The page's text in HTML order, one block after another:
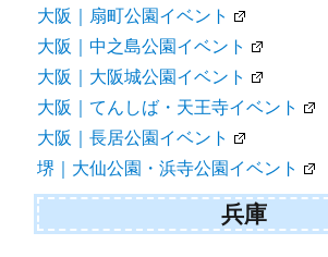
大阪｜扇町公園イベント
大阪｜中之島公園イベント
大阪｜大阪城公園イベント
大阪｜てんしば・天王寺イベント
大阪｜長居公園イベント
堺｜大仙公園・浜寺公園イベント
兵庫